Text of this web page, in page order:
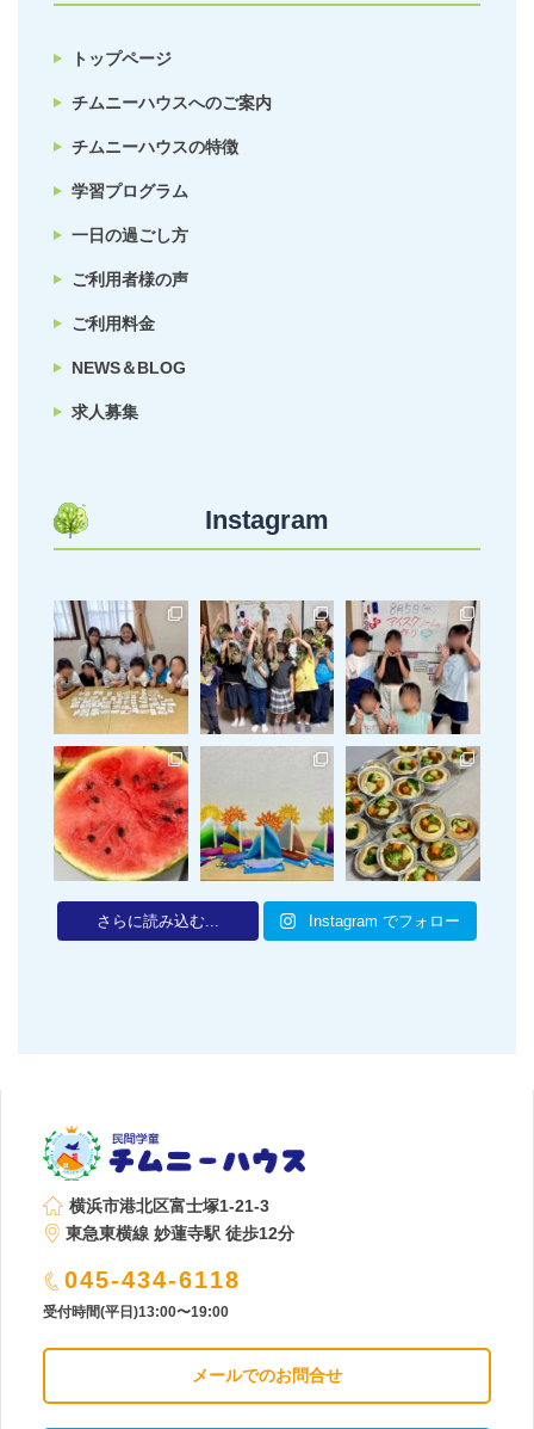
トップページ
チムニーハウスへのご案内
チムニーハウスの特徴
学習プログラム
一日の過ごし方
ご利用者様の声
ご利用料金
NEWS＆BLOG
求人募集
Instagram
さらに読み込む... Instagram でフォロー
横浜市港北区富士塚1-21-3
東急東横線 妙蓮寺駅 徒歩12分
045-434-6118
受付時間(平日)13:00〜19:00
メールでのお問合せ